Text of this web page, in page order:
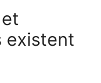
existent